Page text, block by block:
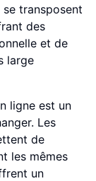
transposent
des
et de
large
ligne est un
Les
de
les mêmes
un